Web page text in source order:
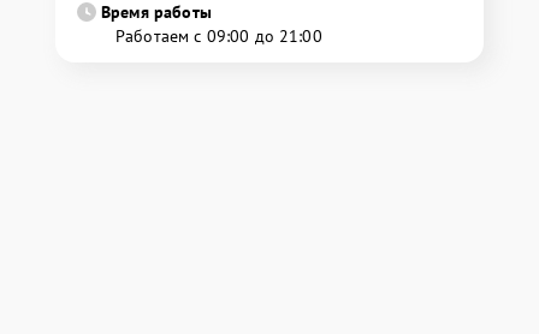
Время работы
Работаем с 09:00 до 21:00